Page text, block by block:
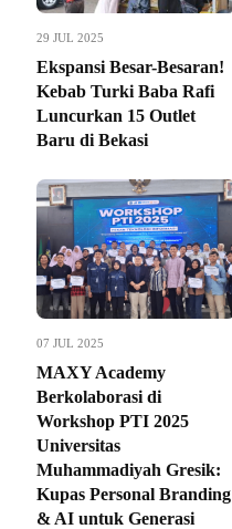
29 JUL 2025
Ekspansi Besar-Besaran!
Kebab Turki Baba Rafi
Luncurkan 15 Outlet
Baru di Bekasi
07 JUL 2025
MAXY Academy
Berkolaborasi di
Workshop PTI 2025
Universitas
Muhammadiyah Gresik:
Kupas Personal Branding
& AI untuk Generasi